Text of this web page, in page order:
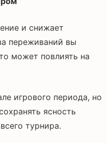
и снижает
переживаний вы
может повлиять на
игрового периода, но
ясность
турнира.